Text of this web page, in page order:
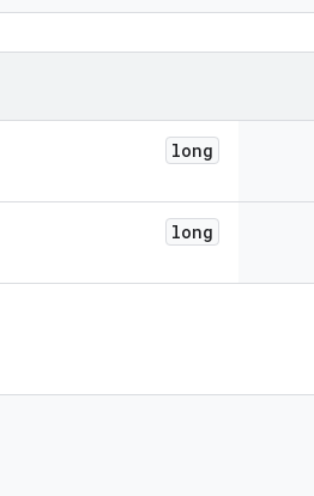
long
long